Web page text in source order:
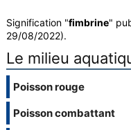
Signification "fimbrine"
29/08/2022).
Le milieu
Poisson rouge
Poisson combattant